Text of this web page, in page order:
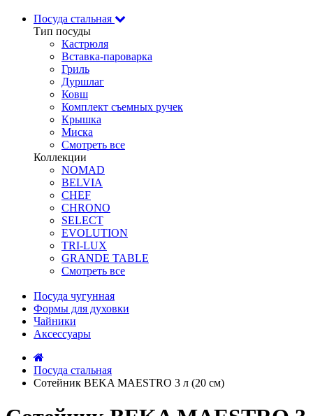
Посуда стальная
Тип посуды
Кастрюля
Вставка-пароварка
Гриль
Дуршлаг
Ковш
Комплект съемных ручек
Крышка
Миска
Смотреть все
Коллекции
NOMAD
BELVIA
CHEF
CHRONO
SELECT
EVOLUTION
TRI-LUX
GRANDE TABLE
Смотреть все
Посуда чугунная
Формы для духовки
Чайники
Аксессуары
Посуда стальная
Сотейник BEKA MAESTRO 3 л (20 см)